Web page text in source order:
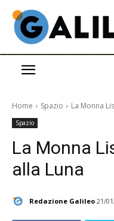
Home Spazio La Monna
Spazio
La Monna
alla Luna
Redazione Galileo 21/